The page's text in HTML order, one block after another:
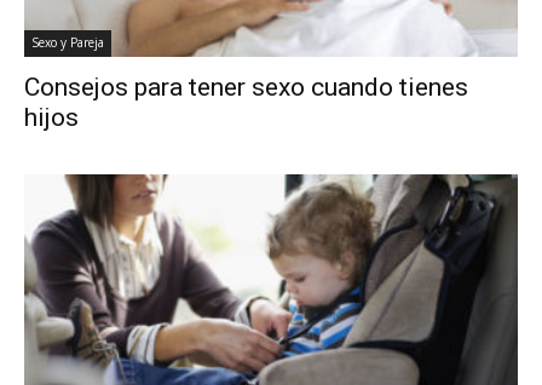
Sexo y Pareja
Consejos para tener sexo cuando tienes
hijos